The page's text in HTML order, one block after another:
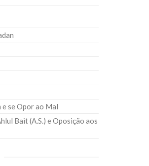
e se Opor ao Mal
Bait (A.S.) e Oposição aos